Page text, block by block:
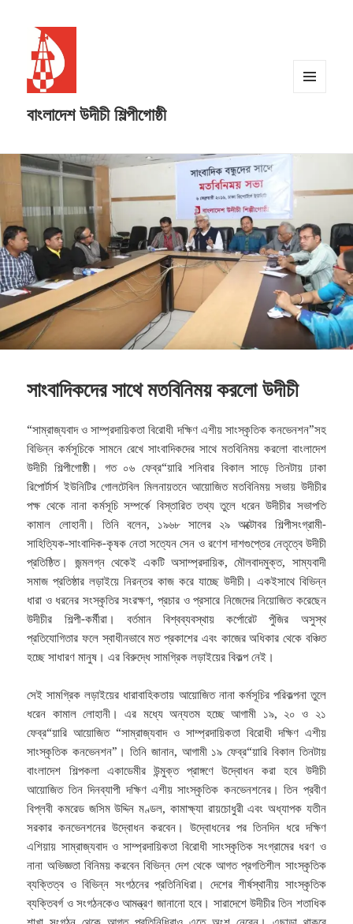
বাংলাদেশ উদীচী শিল্পীগোষ্ঠী
সাংবাদিকদের সাথে মতবিনিময় করলো উদীচী
“সাম্রাজ্যবাদ ও সাম্প্রদায়িকতা বিরোধী দক্ষিণ এশীয় সাংস্কৃতিক কনভেনশন”সহ
বিভিন্ন কর্মসূচিকে সামনে রেখে সাংবাদিকদের সাথে মতবিনিময় করলো বাংলাদেশ
উদীচী শিল্পীগোষ্ঠী। গত ০৬ ফেব্র“য়ারি শনিবার বিকাল সাড়ে তিনটায় ঢাকা
রিপোর্টার্স ইউনিটির গোলটেবিল মিলনায়তনে আয়োজিত মতবিনিময় সভায় উদীচীর
পক্ষ থেকে নানা কর্মসূচি সম্পর্কে বিস্তারিত তথ্য তুলে ধরেন উদীচীর সভাপতি
কামাল লোহানী।
তিনি বলেন, ১৯৬৮ সালের ২৯ অক্টোবর শিল্পীসংগ্রামী-
সাহিত্যিক-সাংবাদিক-কৃষক নেতা সত্যেন সেন ও রণেশ দাশগুপ্তের নেতৃত্বে উদীচী
প্রতিষ্ঠিত। জন্মলগ্ন থেকেই একটি অসাম্প্রদায়িক, মৌলবাদমুক্ত, সাম্যবাদী
সমাজ প্রতিষ্ঠার লড়াইয়ে নিরন্তর কাজ করে যাচ্ছে উদীচী। একইসাথে বিভিন্ন
ধারা ও ধরনের সংস্কৃতির সংরক্ষণ, প্রচার ও প্রসারে নিজেদের নিয়োজিত করেছেন
উদীচীর শিল্পী-কর্মীরা। বর্তমান বিশ্বব্যবস্থায় কর্পোরেট পুঁজির অসুস্থ
প্রতিযোগিতার ফলে স্বাধীনভাবে মত প্রকাশের এবং কাজের অধিকার থেকে বঞ্চিত
হচ্ছে সাধারণ মানুষ। এর বিরুদ্ধে সামগ্রিক লড়াইয়ের বিকল্প নেই।
সেই সামগ্রিক লড়াইয়ের ধারাবাহিকতায় আয়োজিত নানা কর্মসূচির পরিকল্পনা তুলে
ধরেন কামাল লোহানী। এর মধ্যে অন্যতম হচ্ছে আগামী ১৯, ২০ ও ২১
ফেব্র“য়ারি আয়োজিত “সাম্রাজ্যবাদ ও সাম্প্রদায়িকতা বিরোধী দক্ষিণ এশীয়
সাংস্কৃতিক কনভেনশন”। তিনি জানান, আগামী ১৯ ফেব্র“য়ারি বিকাল তিনটায়
বাংলাদেশ শিল্পকলা একাডেমীর উন্মুক্ত প্রাঙ্গণে উদ্বোধন করা হবে উদীচী
আয়োজিত তিন দিনব্যাপী দক্ষিণ এশীয় সাংস্কৃতিক কনভেনশনের। তিন প্রবীণ
বিপ্লবী কমরেড জসিম উদ্দিন মণ্ডল, কামাক্ষ্যা রায়চোধুরী এবং অধ্যাপক যতীন
সরকার কনভেনশনের উদ্বোধন করবেন। উদ্বোধনের পর তিনদিন ধরে দক্ষিণ
এশিয়ায় সাম্রাজ্যবাদ ও সাম্প্রদায়িকতা বিরোধী সাংস্কৃতিক সংগ্রামের ধরণ ও
নানা অভিজ্ঞতা বিনিময় করবেন বিভিন্ন দেশ থেকে আগত প্রগতিশীল সাংস্কৃতিক
ব্যক্তিত্ব ও বিভিন্ন সংগঠনের প্রতিনিধিরা। দেশের শীর্ষস্থানীয় সাংস্কৃতিক
ব্যক্তিবর্গ ও সংগঠনকেও আমন্ত্রণ জানানো হবে। সারাদেশে উদীচীর তিন শতাধিক